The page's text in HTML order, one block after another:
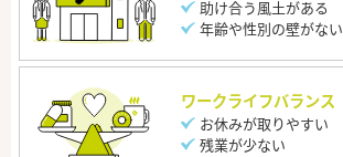
助け合う風土がある
年齢や性別の壁がない
ワークライフバランス
お休みが取りやすい
残業が少ない